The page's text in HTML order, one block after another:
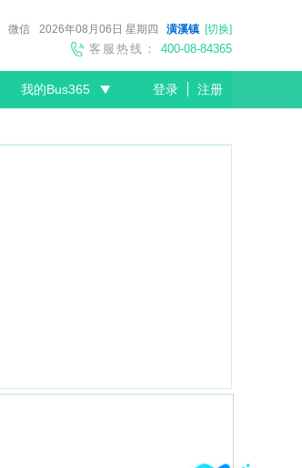
微信 2026年08月06日 星期四 潢溪镇 [切换]
客服热线： 400-08-84365
我的Bus365 登录 注册